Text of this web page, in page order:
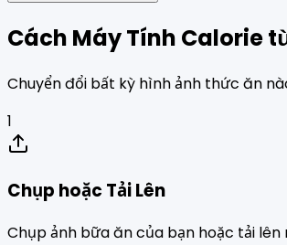
Cách Máy Tính Calorie
Chuyển đổi bất kỳ hình ảnh thức ăn
1
Chụp hoặc Tải Lên
Chụp ảnh bữa ăn của bạn hoặc tải lên